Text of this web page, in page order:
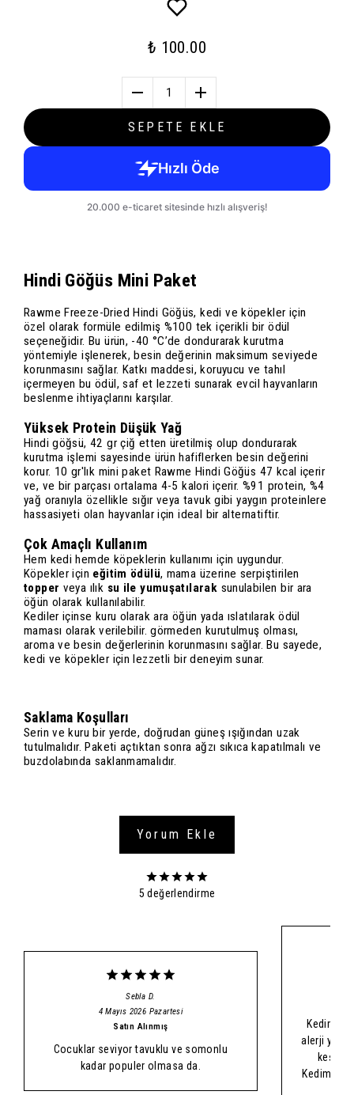
₺ 100.00
1
SEPETE EKLE
Hindi Göğüs Mini Paket
Rawme Freeze-Dried Hindi Göğüs, kedi ve köpekler için
özel olarak formüle edilmiş %100 tek içerikli bir ödül
seçeneğidir. Bu ürün, -40 °C’de dondurarak kurutma
yöntemiyle işlenerek, besin değerinin maksimum seviyede
korunmasını sağlar. Katkı maddesi, koruyucu ve tahıl
içermeyen bu ödül, saf et lezzeti sunarak evcil hayvanların
beslenme ihtiyaçlarını karşılar.
Yüksek Protein Düşük Yağ
Hindi göğsü, 42 gr çiğ etten üretilmiş olup dondurarak
kurutma işlemi sayesinde ürün hafiflerken besin değerini
korur. 10 gr'lık mini paket Rawme Hindi Göğüs 47 kcal içerir
ve, ve bir parçası ortalama 4-5 kalori içerir. %91 protein, %4
yağ oranıyla özellikle sığır veya tavuk gibi yaygın proteinlere
hassasiyeti olan hayvanlar için ideal bir alternatiftir.
Çok Amaçlı Kullanım
Hem kedi hemde köpeklerin kullanımı için uygundur.
Köpekler için eğitim ödülü, mama üzerine serpiştirilen
topper veya ılık su ile yumuşatılarak sunulabilen bir ara
öğün olarak kullanılabilir.
Kediler içinse kuru olarak ara öğün yada ıslatılarak ödül
maması olarak verilebilir. görmeden kurutulmuş olması,
aroma ve besin değerlerinin korunmasını sağlar. Bu sayede,
kedi ve köpekler için lezzetli bir deneyim sunar.
Saklama Koşulları
Serin ve kuru bir yerde, doğrudan güneş ışığından uzak
tutulmalıdır. Paketi açtıktan sonra ağzı sıkıca kapatılmalı ve
buzdolabında saklanmamalıdır.
Yorum Ekle
5 değerlendirme
Sebla D.
4 Mayıs 2026 Pazartesi
Satın Alınmış
Cocuklar seviyor tavuklu ve somonlu
kadar populer olmasa da.
alerji
Kedimiz